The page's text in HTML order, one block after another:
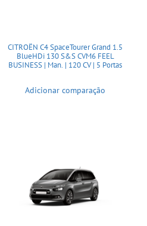
CITROËN C4 SpaceTourer Grand 1.5
BlueHDi 130 S&S CVM6 FEEL
BUSINESS | Man. | 120 CV | 5 Portas
Adicionar comparação